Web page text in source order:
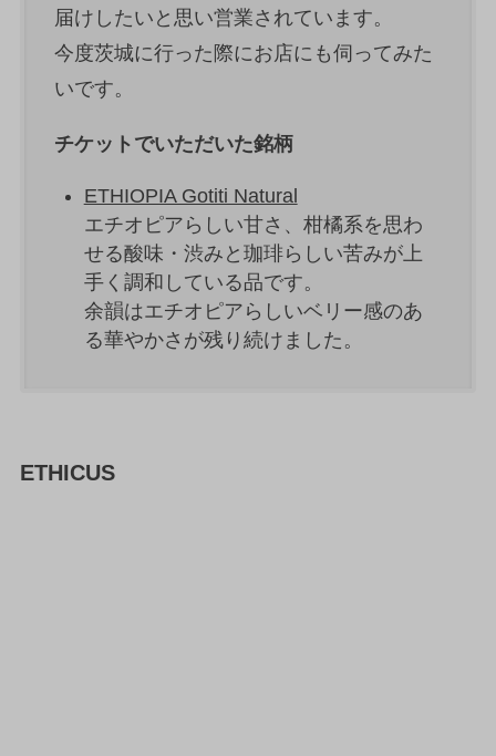
届けしたいと思い営業されています。
今度茨城に行った際にお店にも伺ってみた
いです。
チケットでいただいた銘柄
ETHIOPIA Gotiti Natural
エチオピアらしい甘さ、柑橘系を思わ
せる酸味・渋みと珈琲らしい苦みが上
手く調和している品です。
余韻はエチオピアらしいベリー感のあ
る華やかさが残り続けました。
ETHICUS